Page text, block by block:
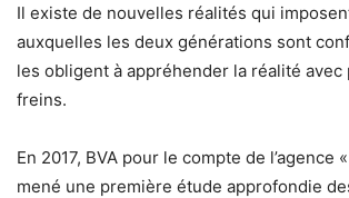
Il existe de nouvelles réalités qui
auxquelles les deux générations sont
les obligent à appréhender la réalité avec
freins.
En 2017, BVA pour le compte de l’agence
mené une première étude approfondie